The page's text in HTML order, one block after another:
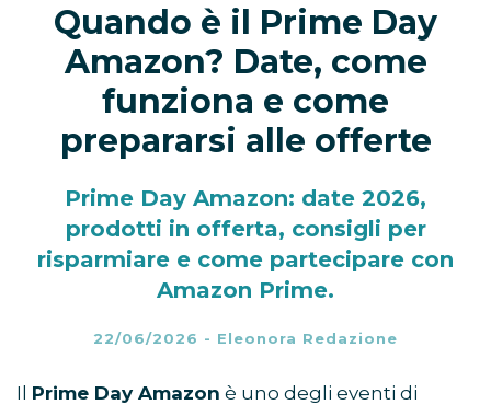
Quando è il Prime Day
Amazon? Date, come
funziona e come
prepararsi alle offerte
Prime Day Amazon: date 2026,
prodotti in offerta, consigli per
risparmiare e come partecipare con
Amazon Prime.
22/06/2026 - Eleonora Redazione
Il Prime Day Amazon è uno degli eventi di